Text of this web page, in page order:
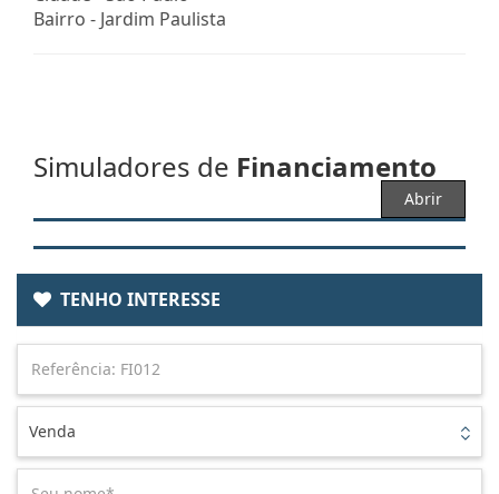
Bairro - Jardim Paulista
Simuladores de Financiamento
Abrir
TENHO INTERESSE
Venda